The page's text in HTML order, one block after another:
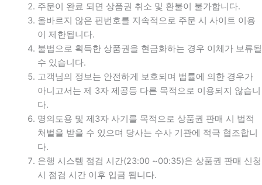
주문이 완료 되면 상품권 취소 및 환불이 불가합니다.
올바르지 않은 핀번호를 지속적으로 주문 시 사이트 이용
이 제한됩니다.
불법으로 획득한 상품권을 현금화하는 경우 이체가 보류될
수 있습니다.
고객님의 정보는 안전하게 보호되며 법률에 의한 경우가
아니고서는 제 3자 제공등 다른 목적으로 이용되지 않습니
다.
명의도용 및 제3자 사기를 목적으로 상품권 판매 시 법적
처벌을 받을 수 있으며 당사는 수사 기관에 적극 협조합니
다.
은행 시스템 점검 시간(23:00 ~00:35)은 상품권 판매 신청
시 점검 시간 이후 입금 됩니다.